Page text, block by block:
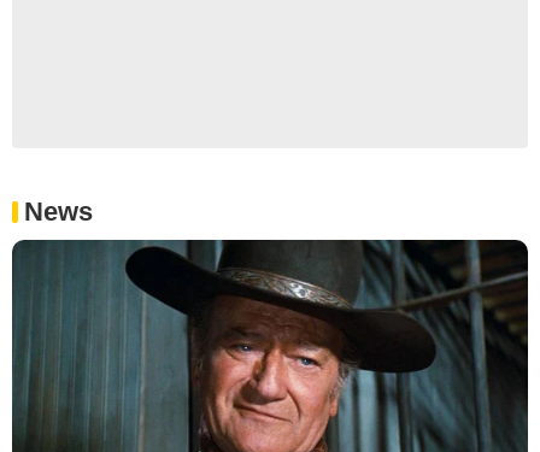
News